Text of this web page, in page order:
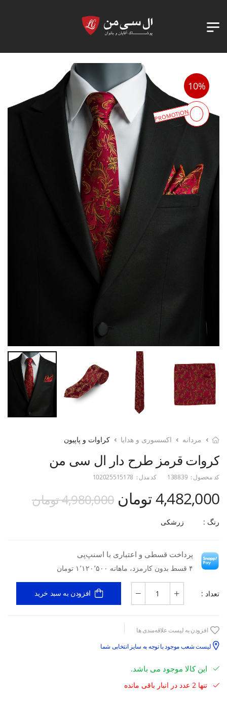
10%
PROMOTION
مردانه اکسسوری و هدایا کراوات و پاپیون
کروات قرمز طرح دار ال سی من
کد محصول : 138839 کد مدل : 102025515178
4,482,000 تومان 4,980,000 تومان
رنگ : زرشکی
پرداخت قسطی و اعتباری با اسنپ‌پی
۴ قسط بدون کارمزد، ماهانه ۱٬۱۲۰٬۵۰۰ تومان
تعداد : افزودن به سبد خرید
افزودن به لیست علاقه‌مندی ها
لیست شعب موجود با توجه به سایز انتخابی شما
این کالا موجود می باشد.
تنها 2 عدد در انبار باقی مانده